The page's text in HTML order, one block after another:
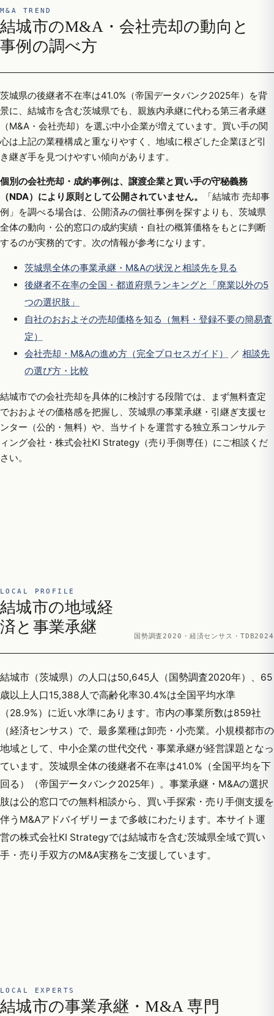
M&A TREND
結城市のM&A・会社売却の動向と
事例の調べ方
茨城県の後継者不在率は41.0%（帝国データバンク2025年）を背
景に、結城市を含む茨城県でも、親族内承継に代わる第三者承継
（M&A・会社売却）を選ぶ中小企業が増えています。買い手の関
心は上記の業種構成と重なりやすく、地域に根ざした企業ほど引
き継ぎ手を見つけやすい傾向があります。
個別の会社売却・成約事例は、譲渡企業と買い手の守秘義務
（NDA）により原則として公開されていません。
「結城市 売却事
例」を調べる場合は、公開済みの個社事例を探すよりも、茨城県
全体の動向・公的窓口の成約実績・自社の概算価格をもとに判断
するのが実務的です。次の情報が参考になります。
茨城県全体の事業承継・M&Aの状況と相談先を見る
後継者不在率の全国・都道府県ランキングと「廃業以外の5
つの選択肢」
自社のおおよその売却価格を知る（無料・登録不要の簡易査
定）
会社売却・M&Aの進め方（完全プロセスガイド）
／ 相談先
の選び方・比較
結城市での会社売却を具体的に検討する段階では、まず無料査定
でおおよその価格感を把握し、茨城県の事業承継・引継ぎ支援セ
ンター（公的・無料）や、当サイトを運営する独立系コンサルテ
ィング会社・株式会社KI Strategy（売り手側専任）にご相談くだ
さい。
LOCAL PROFILE
結城市の地域経
済と事業承継
国勢調査2020・経済センサス・TDB2024
結城市（茨城県）の人口は50,645人（国勢調査2020年）、65
歳以上人口15,388人で高齢化率30.4%は全国平均水準
（28.9%）に近い水準にあります。市内の事業所数は859社
（経済センサス）で、最多業種は卸売・小売業。小規模都市の
地域として、中小企業の世代交代・事業承継が経営課題となっ
ています。茨城県全体の後継者不在率は41.0%（全国平均を下
回る）（帝国データバンク2025年）。事業承継・M&Aの選択
肢は公的窓口での無料相談から、買い手探索・売り手側支援を
伴うM&Aアドバイザリーまで多岐にわたります。本サイト運
営の株式会社KI Strategyでは結城市を含む茨城県全域で買い
手・売り手双方のM&A実務をご支援しています。
LOCAL EXPERTS
結城市の事業承継・M&A 専門